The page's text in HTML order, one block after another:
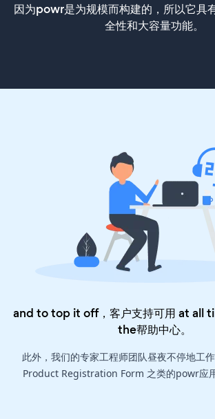
因为powr是为规模而构建的，所以它具
全性和大容量功能。
and to top it off，客户支持可用 at all
the帮助中心。
此外，我们的专家工程师团队昼夜不停地工
Product Registration Form 之类的powr应用